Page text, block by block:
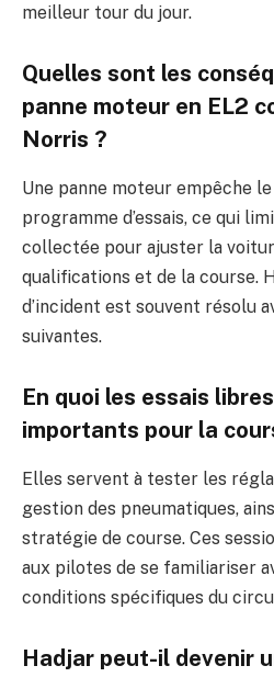
meilleur tour du jour.
Quelles sont les
panne moteur en EL2
Norris ?
Une panne moteur empêche
programme d’essais, ce qui
collectée pour ajuster la
qualifications et de la course.
d’incident est souvent résolu
suivantes.
En quoi les essais
importants pour la
Elles servent à tester les
gestion des pneumatiques,
stratégie de course. Ces
aux pilotes de se familiariser
conditions spécifiques du
Hadjar peut-il devenir